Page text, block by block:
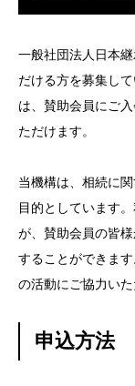
一般社団法人日本
だける方を募集し
は、賛助会員にご
ただけます。
当機構は、相続に
目的としています
が、賛助会員の皆
することができま
の活動にご協力い
申込方法